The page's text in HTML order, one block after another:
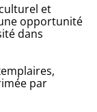
et
opportunité
dans
par